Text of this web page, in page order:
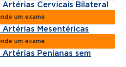
Cervicais Bilateral
um exame
Mesentéricas
um exame
Penianas sem